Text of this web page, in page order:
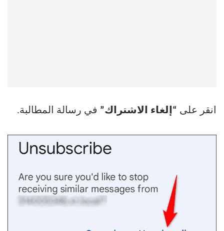
انقر على “إلغاء الاشتراك” في رسالة المطالبة.